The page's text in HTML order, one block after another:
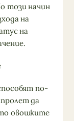
този начин
на
на
по-
да
овошките